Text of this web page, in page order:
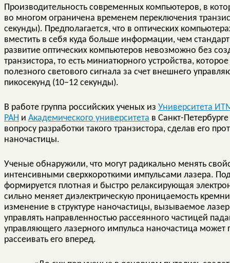
Производительность современных компьютеров, в
во многом ограничена временем переключения
секунды). Предполагается, что в оптических
вместить в себя куда больше информации, чем
развитие оптических компьютеров невозможно без
транзистора, то есть миниатюрного устройства,
полезного светового сигнала за счет внешнего
пикосекунд (10−12 секунды).
В работе группа российских ученых из Университета
РАН и Академического университета в Санкт-
вопросу разработки такого транзистора, сделав его
наночастицы.
Ученые обнаружили, что могут радикально менять
интенсивными сверхкороткими импульсами лазера.
формируется плотная и быстро релаксирующая
сильно меняет диэлектрическую проницаемость
изменение в структуре наночастицы, вызываемое
управлять направленностью рассеянного частицей
управляющего лазерного импульса наночастица может
рассеивать его вперед.